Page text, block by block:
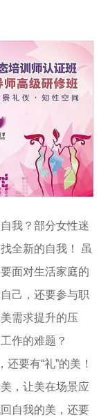
我？部分女性迷
全新的自我！ 虽
面对生活家庭的
己，还要参与职
需求提升的压
作的难题？
要有“礼”的美！
，让美在场景应
自我的美，还要